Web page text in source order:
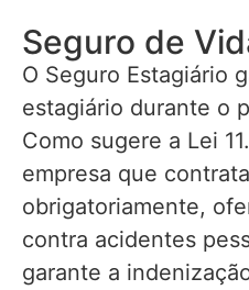
Seguro de
O Seguro Estagiário
estagiário durante o
Como sugere a Lei
empresa que
obrigatoriamente,
contra acidentes
garante a